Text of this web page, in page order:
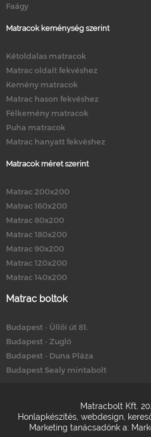
Faágy
Matracok keménység szerint
Kétoldalas matracok
Matrac oldalt fekvéshez
Kemény matracok
Matrac hason fekvéshez
Félkemény matracok
Puha matracok
Matrac hanyatt fekvéshez
Matracok méret szerint
Matrac 200x200
Matrac 160x200
Matrac 80x200
Matrac 180x200
Matrac 90x200
Matrac 120x200
Matrac 140x200
Matrac boltok
Budapest - Üllői út 81.
Budapest - Zugló
Budapest - Duna Pláza
Budapest Sealy mintabolt
Matracbolt Kft.
Honlapkészítés webdesign
Marketing tanácsadónk a: